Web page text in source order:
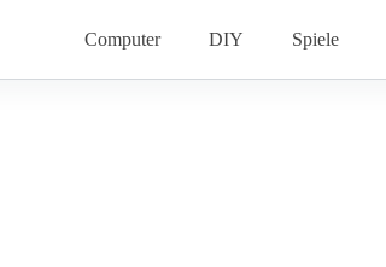
Computer DIY Spiele